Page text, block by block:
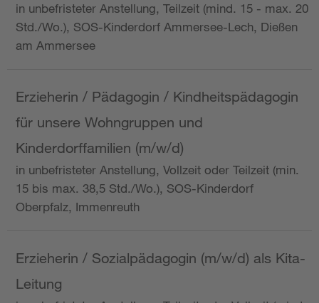
in unbefristeter Anstellung, Teilzeit (mind. 15 - max. 20
Std./Wo.), SOS-Kinderdorf Ammersee-Lech, Dießen
am Ammersee
Erzieherin / Pädagogin / Kindheitspädagogin
für unsere Wohngruppen und
Kinderdorffamilien (m/w/d)
in unbefristeter Anstellung, Vollzeit oder Teilzeit (min.
15 bis max. 38,5 Std./Wo.), SOS-Kinderdorf
Oberpfalz, Immenreuth
Erzieherin / Sozialpädagogin (m/w/d) als Kita-
Leitung